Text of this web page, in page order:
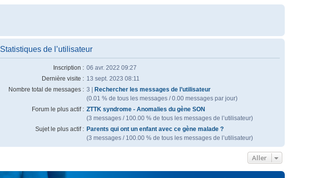
Statistiques de l’utilisateur
Inscription : 06 avr. 2022 09:27
Dernière visite : 13 sept. 2023 08:11
Nombre total de messages : 3 |
Rechercher les messages de l’utilisateur
(0.01 % de tous les messages / 0.00 messages par jour)
Forum le plus actif : ZTTK syndrome - Anomalies du gène SON
(3 messages / 100.00 % de tous les messages de l’utilisateur)
Sujet le plus actif : Parents qui ont un enfant avec ce gène malade ?
(3 messages / 100.00 % de tous les messages de l’utilisateur)
Aller